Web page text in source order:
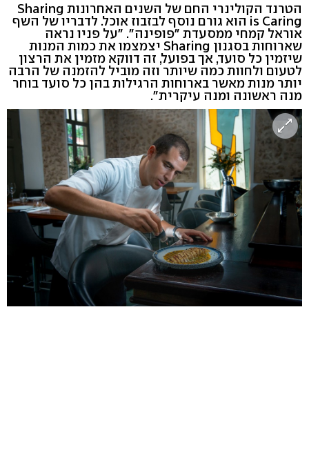
הטרנד הקולינרי החם של השנים האחרונות Sharing
is Caring הוא גורם נוסף לבזבוז אוכל. לדבריו של השף
אוראל קמחי ממסעדת "פופינה". ״על פניו נראה
שארוחות בסגנון Sharing יצמצמו את כמות המנות
שיזמין כל סועד, אך בפועל, זה דווקא מזמין את הרצון
לטעום ולחוות כמה שיותר וזה מוביל להזמנה של הרבה
יותר מנות מאשר בארוחות הרגילות בהן כל סועד בוחר
מנה ראשונה ומנה עיקרית".